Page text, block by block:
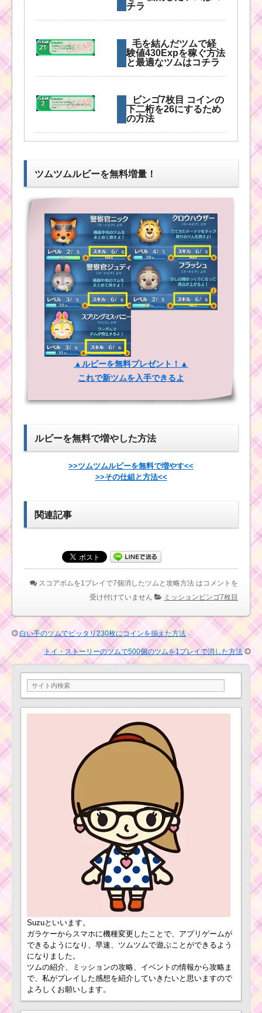
チラ
毛を結んだツムで経
験値430Expを稼ぐ方法
と最適なツムはコチラ
ビンゴ7枚目 コインの
下二桁を26にするため
の方法
いツムとコンボのコツ
ツムツムミッション
ビンゴ7枚目！実際にク
リアした攻略法はコチ
ラ
ビンゴ7枚目 ス
コアの下一桁を
「8」にしてクリアする
には？
タリ230枚にコインを
揃えた方法
男の子のツムで1プレ
口が見えるツムでコ
インを合計13,000枚稼
ぐおすすめツム
ムで150万点を出し同
ツム
ビンゴ7枚目 1プレイ
でツムを560個消すの
横ライン消去スキル
のツムで110コンボす
るのにおすすめのツム
と攻略のコツ
プリンセスツムで18
とツムはコチラ
画面中央を消すツム
でスキルを12回使った
ツムと攻略法
女の子のツムで7回フ
ィーバーするためのツ
ムとコツ
イニシャルにBがつく
ツムで大きなツムを11
個消したツムと注意点
白色のツムを1プレイ
で130個消せるツムと
おすすめアイテムはコ
ツムでコインを900枚
ツムツムルビーを無料増量！
▲ルビーを無料プレゼント！▲
これで新ツムを入手できるよ
ルビーを無料で増やした方法
>>ツムツムルビーを無料で増やす<<
>>その仕組と方法<<
関連記事
スコアボムを1プレイで7個消したツムと攻略方法 は コメントを
受け付けていません
ミッションビンゴ7枚目
白い手のツムでピッタリ230枚にコインを揃えた方法
トイ・ストーリーのツムで500個のツムを1プレイで消した方法
Suzuといいます。
ガラケーからスマホに機種変更したことで、アプリゲームが
できるようになり、早速、ツムツムで遊ぶことができるよう
になりました。
ツムの紹介、ミッションの攻略、イベントの情報から攻略ま
で、私がプレイした感想を紹介していきたいと思いますので
よろしくお願いします。